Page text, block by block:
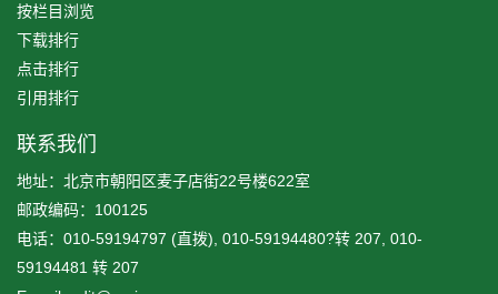
按栏目浏览
下载排行
点击排行
引用排行
联系我们
地址：北京市朝阳区麦子店街22号楼622室
邮政编码：100125
电话：010-59194797 (直拨), 010-59194480?转 207, 010-
59194481 转 207